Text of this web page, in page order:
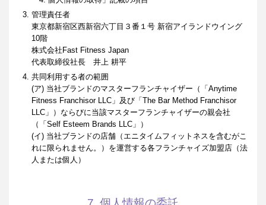
管理責任者
東京都新宿区西新宿六丁目３番１号 新宿アイランドウイング
10階
株式会社Fast Fitness Japan
代表取締役社長 井上 耕平
共同利用する者の範囲
(ア) 当社ブランドのマスターフランチャイザー（「Anytime
Fitness Franchisor LLC」及び「The Bar Method Franchisor
LLC」）ならびに当該マスターフランチャイザーの親会社
（「Self Esteem Brands LLC」）
(イ) 当社ブランドの店舗（エニタイムフィットネスを含むがこ
れに限られません。）を運営する各フランチャイズ加盟店（法
人または個人）